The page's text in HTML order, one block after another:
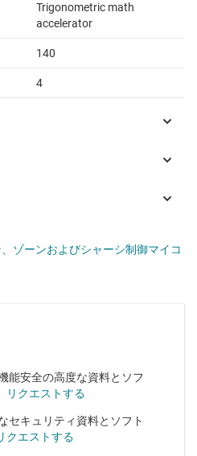
Trigonometric math
accelerator
140
4
ゾーンおよびシャーシ制御マイコ
能安全の高度な資料とソフ
リクエストする
セキュリティ資料とソフト
クエストする